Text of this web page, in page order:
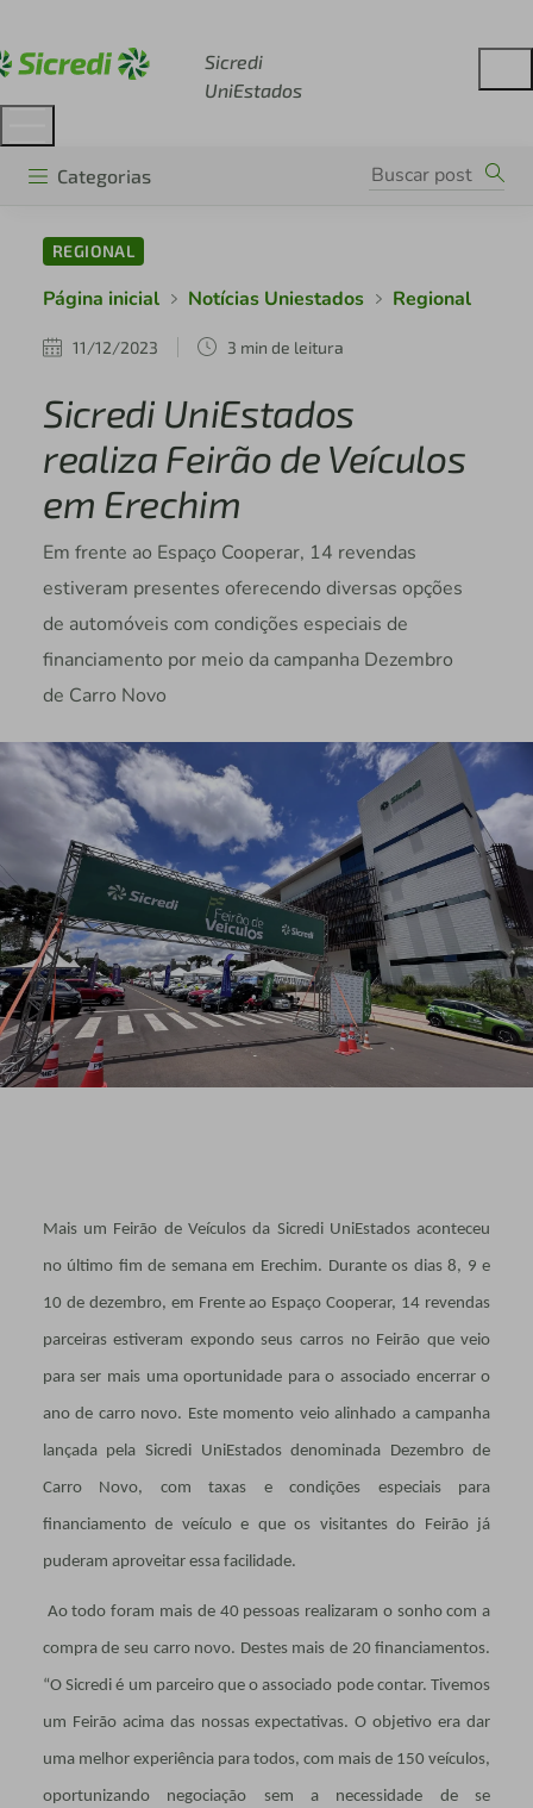
Sicredi
UniEstados
Categorias
REGIONAL
Página inicial Notícias Uniestados Regional
11/12/2023 3 min de leitura
Sicredi UniEstados
realiza Feirão de Veículos
em Erechim
Em frente ao Espaço Cooperar, 14 revendas
estiveram presentes oferecendo diversas opções
de automóveis com condições especiais de
financiamento por meio da campanha Dezembro
de Carro Novo
Mais um Feirão de Veículos da Sicredi UniEstados aconteceu
no último fim de semana em Erechim. Durante os dias 8, 9 e
10 de dezembro, em Frente ao Espaço Cooperar, 14 revendas
parceiras estiveram expondo seus carros no Feirão que veio
para ser mais uma oportunidade para o associado encerrar o
ano de carro novo. Este momento veio alinhado a campanha
lançada pela Sicredi UniEstados denominada Dezembro de
Carro Novo, com taxas e condições especiais para
financiamento de veículo e que os visitantes do Feirão já
puderam aproveitar essa facilidade.
Ao todo foram mais de 40 pessoas realizaram o sonho com a
compra de seu carro novo. Destes mais de 20 financiamentos.
“O Sicredi é um parceiro que o associado pode contar. Tivemos
um Feirão acima das nossas expectativas. O objetivo era dar
uma melhor experiência para todos, com mais de 150 veículos,
oportunizando negociação sem a necessidade de se